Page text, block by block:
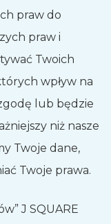
praw do
praw i
Twoich
wpływ na
lub będzie
niż nasze
Twoje dane,
Twoje prawa.
J SQUARE